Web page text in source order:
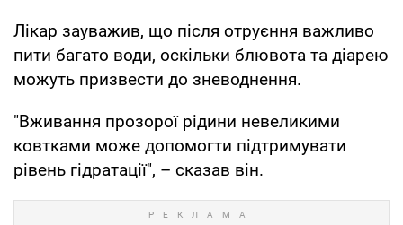
Лікар зауважив, що після отруєння важливо
пити багато води, оскільки блювота та діарею
можуть призвести до зневоднення.
"Вживання прозорої рідини невеликими
ковтками може допомогти підтримувати
рівень гідратації", – сказав він.